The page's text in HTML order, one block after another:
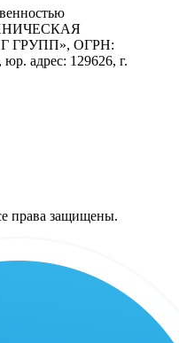
ГРУПП», ОГРН:
адрес: 129626, г.
защищены.